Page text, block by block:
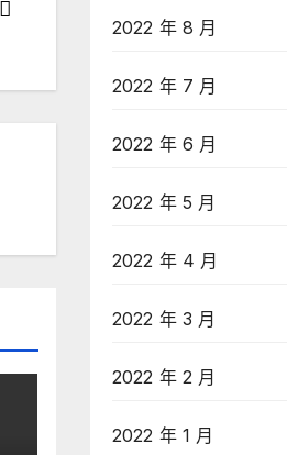
2022 年 8 月
2022 年 7 月
2022 年 6 月
2022 年 5 月
2022 年 4 月
2022 年 3 月
2022 年 2 月
2022 年 1 月